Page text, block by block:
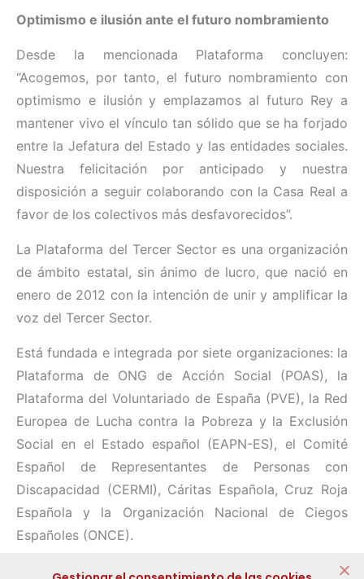
Optimismo e ilusión ante el futuro nombramiento
Desde la mencionada Plataforma concluyen:
“Acogemos, por tanto, el futuro nombramiento con
optimismo e ilusión y emplazamos al futuro Rey a
mantener vivo el vínculo tan sólido que se ha forjado
entre la Jefatura del Estado y las entidades sociales.
Nuestra felicitación por anticipado y nuestra
disposición a seguir colaborando con la Casa Real a
favor de los colectivos más desfavorecidos”.
La Plataforma del Tercer Sector es una organización
de ámbito estatal, sin ánimo de lucro, que nació en
enero de 2012 con la intención de unir y amplificar la
voz del Tercer Sector.
Está fundada e integrada por siete organizaciones: la
Plataforma de ONG de Acción Social (POAS), la
Plataforma del Voluntariado de España (PVE), la Red
Europea de Lucha contra la Pobreza y la Exclusión
Social en el Estado español (EAPN-ES), el Comité
Español de Representantes de Personas con
Discapacidad (CERMI), Cáritas Española, Cruz Roja
Española y la Organización Nacional de Ciegos
Españoles (ONCE).